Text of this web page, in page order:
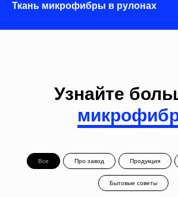
Ткань микрофибры в рулонах
Узнайте
Все Про завод Продукция
Бытовые советы